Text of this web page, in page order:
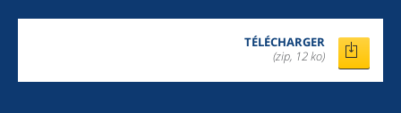
TÉLÉCHARGER
(zip, 12 ko)